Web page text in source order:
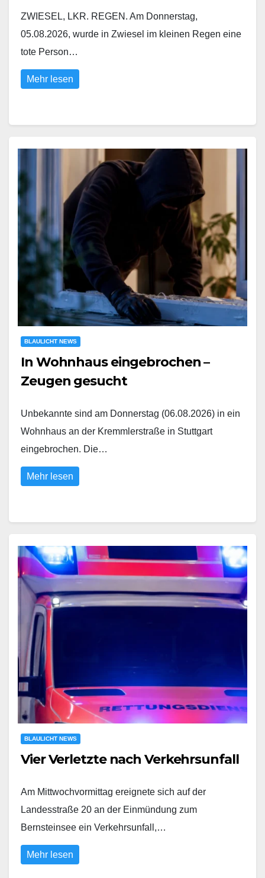
ZWIESEL, LKR. REGEN. Am Donnerstag,
05.08.2026, wurde in Zwiesel im kleinen Regen eine
tote Person…
Mehr lesen
BLAULICHT NEWS
In Wohnhaus eingebrochen –
Zeugen gesucht
Unbekannte sind am Donnerstag (06.08.2026) in ein
Wohnhaus an der Kremmlerstraße in Stuttgart
eingebrochen. Die…
Mehr lesen
BLAULICHT NEWS
Vier Verletzte nach Verkehrsunfall
Am Mittwochvormittag ereignete sich auf der
Landesstraße 20 an der Einmündung zum
Bernsteinsee ein Verkehrsunfall,…
Mehr lesen